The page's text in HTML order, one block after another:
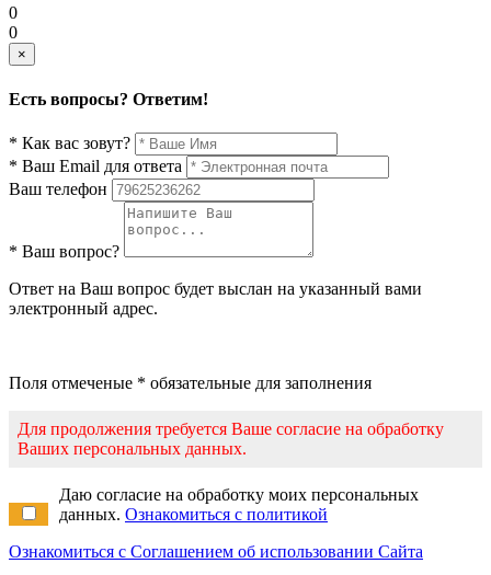
0
0
×
Есть вопросы? Ответим!
* Как вас зовут?
* Ваш Email для ответа
Ваш телефон
* Ваш вопрос?
Ответ на Ваш вопрос будет выслан на указанный вами
электронный адрес.
Поля отмеченые * обязательные для заполнения
Для продолжения требуется Ваше согласие на обработку
Ваших персональных данных.
Даю согласие на обработку моих персональных
данных. Ознакомиться с политикой
Ознакомиться с Соглашением об использовании Сайта